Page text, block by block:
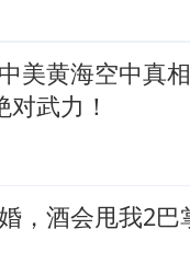
美黄海空中真
武力！
，酒会甩我2